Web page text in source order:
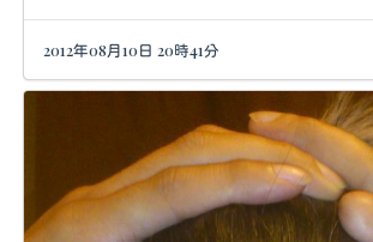
2012年08月10日 20時41分